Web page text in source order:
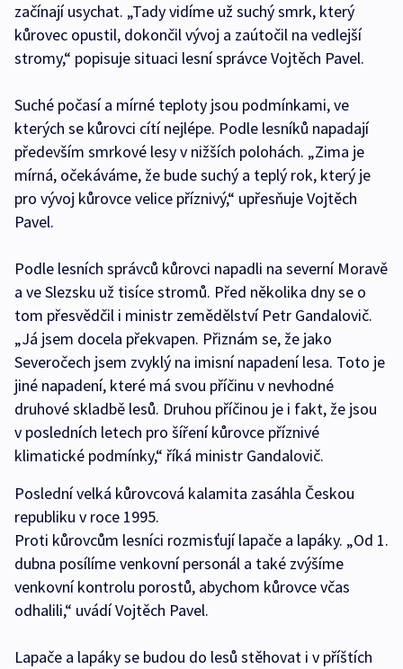
začínají usychat. „Tady vidíme už suchý smrk, který
kůrovec opustil, dokončil vývoj a zaútočil na vedlejší
stromy,“ popisuje situaci lesní správce Vojtěch Pavel.
Suché počasí a mírné teploty jsou podmínkami, ve
kterých se kůrovci cítí nejlépe. Podle lesníků napadají
především smrkové lesy v nižších polohách. „Zima je
mírná, očekáváme, že bude suchý a teplý rok, který je
pro vývoj kůrovce velice příznivý,“ upřesňuje Vojtěch
Pavel.
Podle lesních správců kůrovci napadli na severní Moravě
a ve Slezsku už tisíce stromů. Před několika dny se o
tom přesvědčil i ministr zemědělství Petr Gandalovič.
„Já jsem docela překvapen. Přiznám se, že jako
Severočech jsem zvyklý na imisní napadení lesa. Toto je
jiné napadení, které má svou příčinu v nevhodné
druhové skladbě lesů. Druhou příčinou je i fakt, že jsou
v posledních letech pro šíření kůrovce příznivé
klimatické podmínky,“ říká ministr Gandalovič.
Poslední velká kůrovcová kalamita zasáhla Českou
republiku v roce 1995.
Proti kůrovcům lesníci rozmisťují lapače a lapáky. „Od 1.
dubna posílíme venkovní personál a také zvýšíme
venkovní kontrolu porostů, abychom kůrovce včas
odhalili,“ uvádí Vojtěch Pavel.
Lapače a lapáky se budou do lesů stěhovat i v příštích